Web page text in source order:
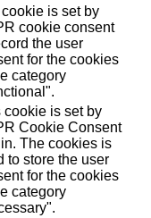
is set by
cookie consent
the user
for the cookies
category
cookie is set by
Cookie Consent
The cookies is
to store the user
for the cookies
category